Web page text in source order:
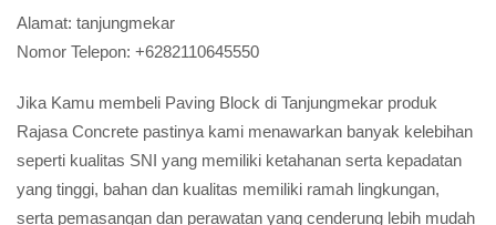
Alamat: tanjungmekar
Nomor Telepon: +6282110645550
Jika Kamu membeli Paving Block di Tanjungmekar produk
Rajasa Concrete pastinya kami menawarkan banyak kelebihan
seperti kualitas SNI yang memiliki ketahanan serta kepadatan
yang tinggi, bahan dan kualitas memiliki ramah lingkungan,
serta pemasangan dan perawatan yang cenderung lebih mudah